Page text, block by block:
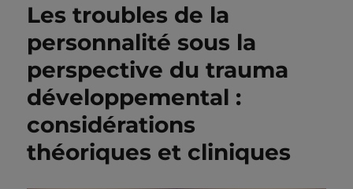
Les troubles de la
personnalité sous la
perspective du trauma
développemental :
considérations
théoriques et cliniques